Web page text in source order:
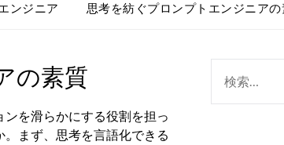
ンジニア 思考を紡ぐプロンプトエンジニアの
の素質
を滑らかにする役割を担っ
まず、思考を言語化できる
索: